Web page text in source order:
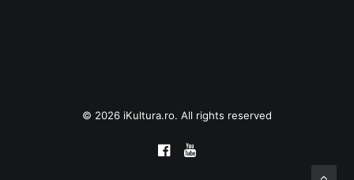
© 2026 iKultura.ro. All rights reserved